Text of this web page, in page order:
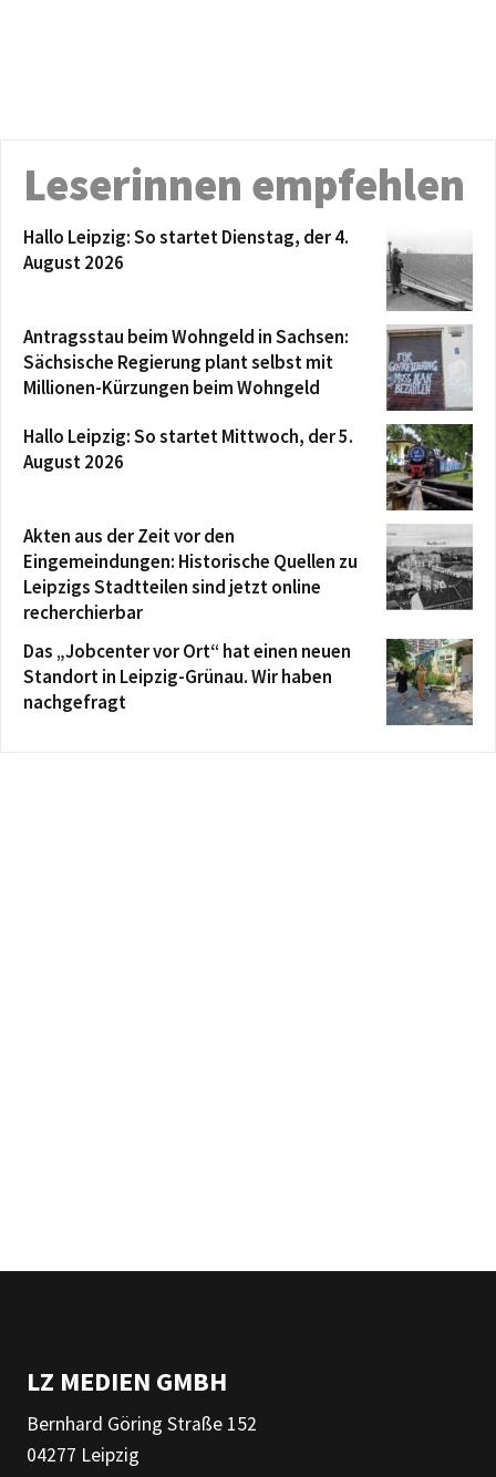
Leserinnen empfehlen
Hallo Leipzig: So startet Dienstag, der 4.
August 2026
Antragsstau beim Wohngeld in Sachsen:
Sächsische Regierung plant selbst mit
Millionen-Kürzungen beim Wohngeld
Hallo Leipzig: So startet Mittwoch, der 5.
August 2026
Akten aus der Zeit vor den
Eingemeindungen: Historische Quellen zu
Leipzigs Stadtteilen sind jetzt online
recherchierbar
Das „Jobcenter vor Ort“ hat einen neuen
Standort in Leipzig-Grünau. Wir haben
nachgefragt
LZ MEDIEN GMBH
Bernhard Göring Straße 152
04277 Leipzig